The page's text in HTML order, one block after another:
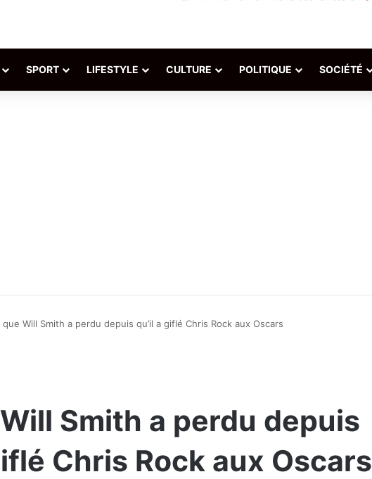
SPORT LIFESTYLE CULTURE POLITIQUE SOCIÉTÉ
que Will Smith a perdu depuis qu’il a giflé Chris Rock aux Oscars
Smith a perdu depuis
Chris Rock aux Oscars